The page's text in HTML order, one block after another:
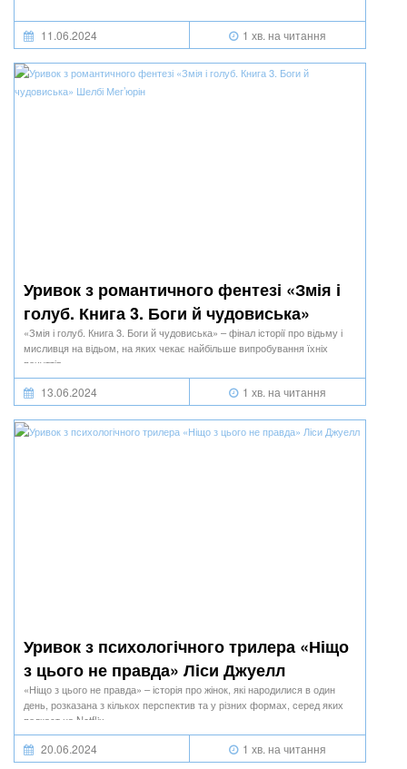
11.06.2024 1 хв. на читання
Уривок з романтичного фентезі «Змія і
голуб. Книга 3. Боги й чудовиська»
Шелбі Мег’юрін
«Змія і голуб. Книга 3. Боги й чудовиська» – фінал історії про відьму і
мисливця на відьом, на яких чекає найбільше випробування їхніх
почуттів.
13.06.2024 1 хв. на читання
Уривок з психологічного трилера «Ніщо
з цього не правда» Ліси Джуелл
«Ніщо з цього не правда» – історія про жінок, які народилися в один
день, розказана з кількох перспектив та у різних формах, серед яких
подкаст на Netflix.
20.06.2024 1 хв. на читання